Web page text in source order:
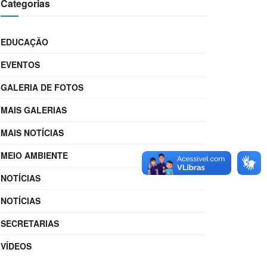
Categorias
EDUCAÇÃO
EVENTOS
GALERIA DE FOTOS
MAIS GALERIAS
MAIS NOTÍCIAS
MEIO AMBIENTE
NOTÍCIAS
NOTÍCIAS
SECRETARIAS
VÍDEOS